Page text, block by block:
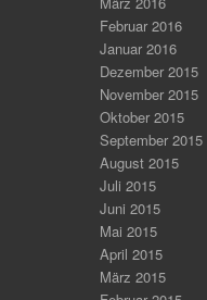
Februar 2016
Januar 2016
Dezember 2015
November 2015
Oktober 2015
September 2015
August 2015
Juli 2015
Juni 2015
Mai 2015
April 2015
März 2015